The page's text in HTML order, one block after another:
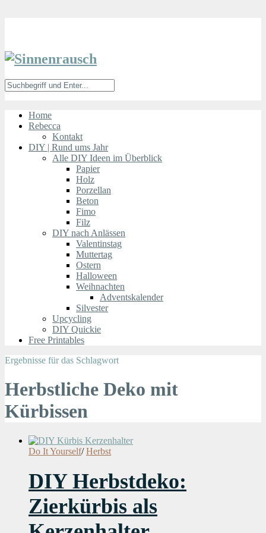
Home
Rebecca
Kontakt
DIY | Rund ums Jahr
Alle DIY Ideen im Überblick
Papier
Holz
Porzellan
Beton
Fimo
Filz
DIY nach Anlässen
Valentinstag
Muttertag
Ostern
Halloween
Weihnachten
Adventskalender
Silvester
Upcycling
DIY Quickie
Free Printables
Ergebnisse für das Schlagwort
Herbstliche Deko mit
Kürbissen
Do It Yourself/ Herbst
DIY Herbstdeko:
Zierkürbis als